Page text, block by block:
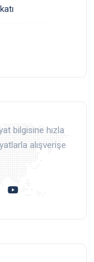
bilgisine hızla
alışverişe